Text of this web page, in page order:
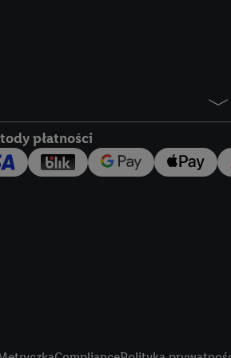
płatności
Lidl Plus, możemy
wymienionych
następnie
użytkownika w
my i jeden z innych
Użytkownik upoważnia
usługach Lidl. Utiq
tak, Utiq udostępni
numeru
wykorzystany do
szczególności
obsługiwanych przez
korzystanie z
lub